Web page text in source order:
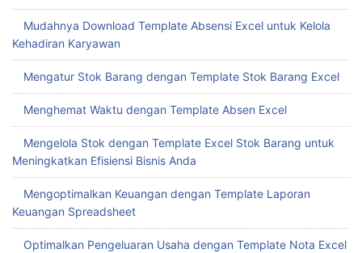
Mudahnya Download Template Absensi Excel untuk Kelola
Kehadiran Karyawan
Mengatur Stok Barang dengan Template Stok Barang Excel
Menghemat Waktu dengan Template Absen Excel
Mengelola Stok dengan Template Excel Stok Barang untuk
Meningkatkan Efisiensi Bisnis Anda
Mengoptimalkan Keuangan dengan Template Laporan
Keuangan Spreadsheet
Optimalkan Pengeluaran Usaha dengan Template Nota Excel